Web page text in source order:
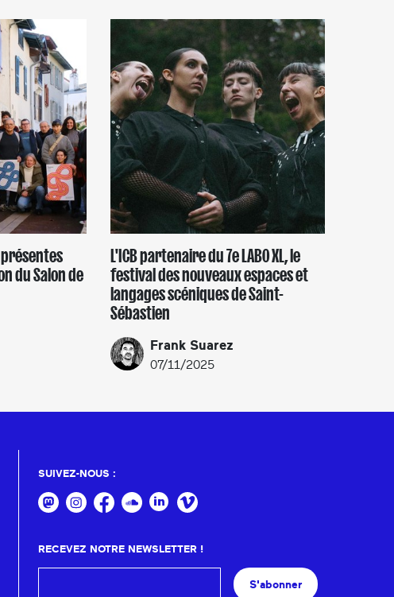
du Salon de
L'ICB partenaire du 7e LABO XL, le
festival des nouveaux espaces et
langages scéniques de Saint-
Sébastien
Frank Suarez
07/11/2025
SUIVEZ-NOUS :
RECEVEZ NOTRE NEWSLETTER !
S'abonner